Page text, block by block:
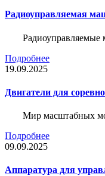
Радиоуправляемая
Радиоуправляемые
Подробнее
19.09.2025
Двигатели для
Мир масштабных
Подробнее
09.09.2025
Аппаратура для